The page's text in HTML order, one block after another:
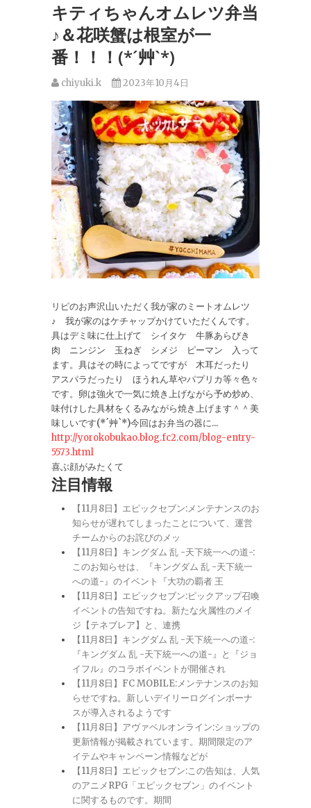
キティちゃんオムレツ弁当
♪＆花咲蟹は根室が一
番！！！(*´艸`*)
chiyuki.k 2023年10月4日
リピのお声沢山いただく我が家のミートオムレツ
♪ 我が家のはケチャップかけていただくんです。
具はデミ味に仕上げて シイタケ 牛豚あらびき
肉 ニンジン 玉ねぎ シメジ ピーマン 入って
ます。具はその時によってですが 木耳だったり
アスパラだったり ほうれん草やパプリカ等々色々
です。卵は強火で一気に焼き上げながら予め炒め、
味付けした具材をくるみながら焼き上げます＾＾美
味しいです(*´艸`*)今回はお弁当の器に...
http://yorokobukao.blog.fc2.com/blog-entry-
5573.html
喜ぶ顔がみたくて
注目情報
【11月8日】エピックセブン:メンテナンスのお
知らせが遅れてしまったことについて、運営
チームからのお詫びのメッ
【11月8日】キングダム 乱 -天下統一への道-:
このお知らせは、『キングダム 乱 -天下統一
への道-』のイベント『大功の覇者 王
【11月8日】エピックセブン:ピックアップ召喚
イベントの告知ですね。新たな火属性のメイ
ジ【テネブレア】と、連携
【11月8日】キングダム 乱 -天下統一への道-:
『キングダム 乱 -天下統一への道-』と『ジョ
イフル』のコラボイベントが開催され
【11月8日】FC MOBILE:メンテナンスのお知
らせですね。新しいデイリーログインボーナ
スが導入されるようです
【11月8日】アヴァベルオンライン:ショップの
更新情報が掲載されています。期間限定のア
イテムやキャンペーン情報などが
【11月8日】エピックセブン:この告知は、人気
のアニメRPG「エピックセブン」のイベント
に関するものです。期間